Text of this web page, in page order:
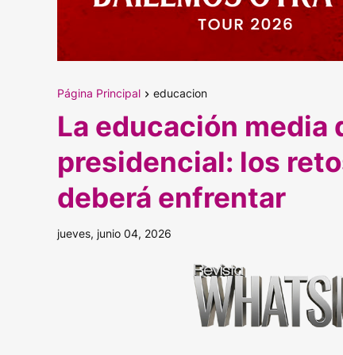
Página Principal educacion
La educación media
presidencial: los
deberá enfrentar
jueves, junio 04, 2026